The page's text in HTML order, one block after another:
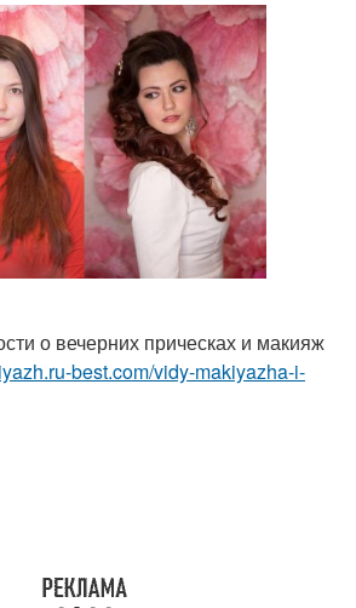
о вечерних прическах и макияж
best.com/vidy-makiyazha-i-